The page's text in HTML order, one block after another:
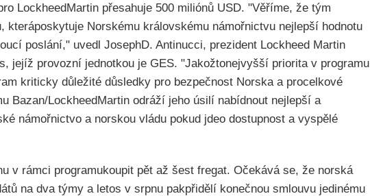
LockheedMartin přesahuje 500 miliónů USD. "Věříme, že tým
kteráposkytuje Norskému královskému námořnictvu nejlepší hodnotu
poslání," uvedl JosephD. Antinucci, prezident Lockheed Martin
jejíž provozní jednotkou je GES. "Jakožtonejvyšší priorita v programu
kriticky důležité důsledky pro bezpečnost Norska a procelkové
Bazan/LockheedMartin odráží jeho úsilí nabídnout nejlepší a
námořnictvo a norskou vládu pokud jdeo dostupnost a vyspělé
v rámci programukoupit pět až šest fregat. Očekává se, že norská
na dva týmy a letos v srpnu pakpřidělí konečnou smlouvu jedinému